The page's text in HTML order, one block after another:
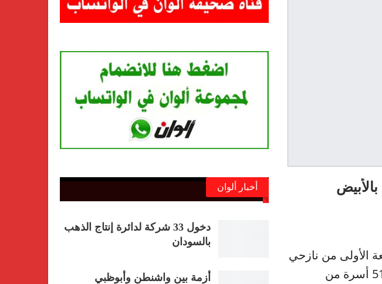
الأولى من نازحي
الولاية إلى المعسكر الموحد بالميناء البري بمدينة الأبيض، حيث تم ترحيل 51 أسرة من
أخبار ألوان
دخول 33 شركة لدائرة إنتاج الذهب
بالسودان
أزمة بين واشنطن وأبوظبي